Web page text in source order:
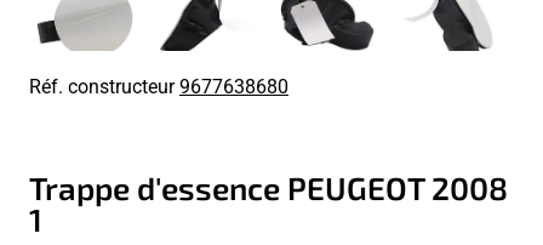
Réf. constructeur9677638680
Trappe d'essence PEUGEOT 2008
1